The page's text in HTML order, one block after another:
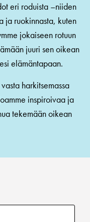
eri roduista –niiden
ja ruokinnasta, kuten
jokaiseen rotuun
juuri sen oikean
elämäntapaan.
harkitsemassa
inspiroivaa ja
tekemään oikean